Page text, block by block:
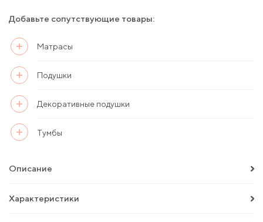
Добавьте сопутствующие товары:
Матрасы
Подушки
Декоративные подушки
Тумбы
Описание
Характеристики